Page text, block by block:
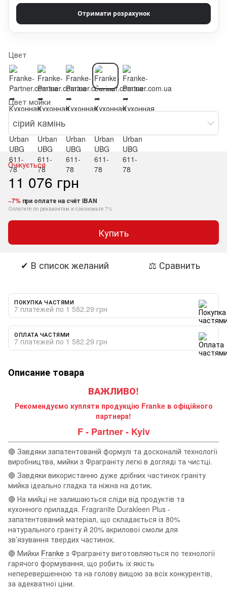
Отримати розрахунок
Цвет
Цвет мойки
сірий камінь
Очікується
11 076 грн
−7%при оплате на счёт IBAN
Оплатите по реквизитам и сэкономьте 7%
Купить
✔ В список желаний ⚖ Сравнить
ПОКУПКА ЧАСТЯМИ
7 платежей по 1 582.29 грн
ОПЛАТА ЧАСТЯМИ
7 платежей по 1 582.29 грн
Описание товара
ВАЖЛИВО!
Рекомендуємо купляти продукцію Franke в офіційного
партнера!
F - Partner - Kyiv
🔴 Завдяки запатентованій формулі та досконалій технології
виробництва, мийки з Фраграніту легкі в догляді та чистці.
🔴 Завдяки використанню дуже дрібних частинок граніту
мийка ідеально гладка та ніжна на дотик.
🔴 На мийці не залишаються сліди від продуктів та
кухонного приладдя. Fragranite Durakleen Plus -
запатентований матеріал, що складається із 80%
натурального граніту й 20% акрилової смоли для
зв’язування твердих частинок.
🔴 Мийки Franke з Фраграніту виготовляються по технології
гарячого формування, що робить їх якість
неперевершенною та на голову вищою за всіх конкурентів,
за адекватної ціни.